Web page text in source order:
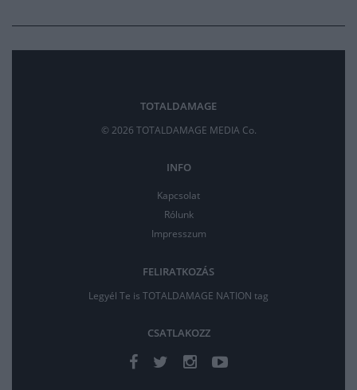
TOTALDAMAGE
© 2026 TOTALDAMAGE MEDIA Co.
INFO
Kapcsolat
Rólunk
Impresszum
FELIRATKOZÁS
Legyél Te is TOTALDAMAGE NATION tag
CSATLAKOZZ